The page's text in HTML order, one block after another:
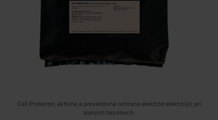
Cell Protector, aktívna a preventívna ochrana elektród elektrolýz pri
slaných bazénoch.